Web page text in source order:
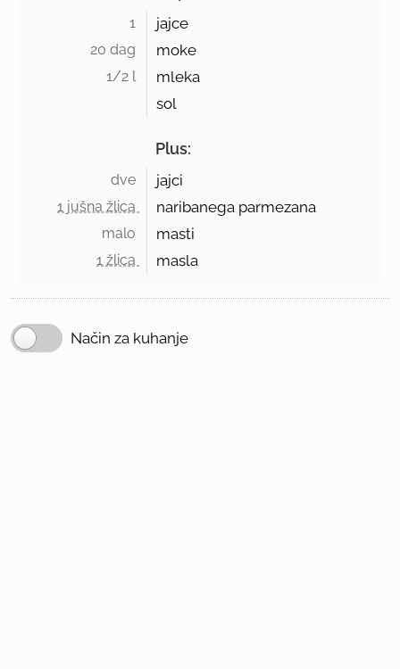
1 jajce
20 dag moke
1/2 l
mleka
sol
Plus:
dve jajci
1 jušna žlica naribanega parmezana
malo masti
1 žlica masla
Način za kuhanje